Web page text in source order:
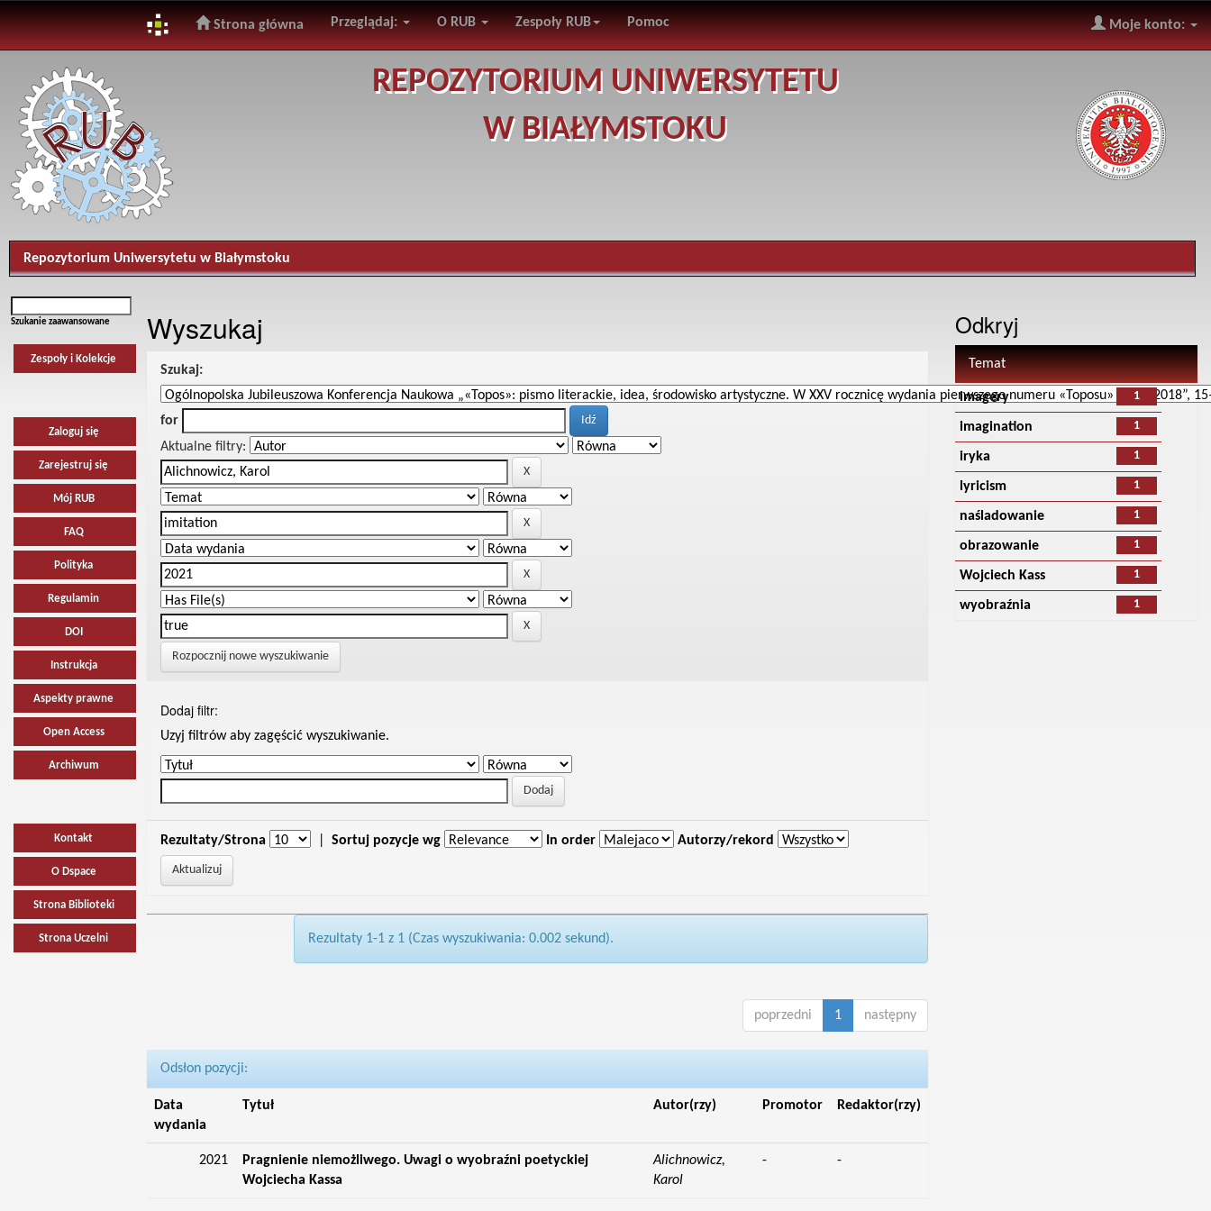
navigation
Strona główna Przeglądaj: O RUB Zespoły RUB Pomoc Moje konto:
REPOZYTORIUM UNIWERSYTETU
W BIAŁYMSTOKU
Repozytorium Uniwersytetu w Białymstoku
Szukanie zaawansowane
Zespoły i Kolekcje
Zaloguj się
Zarejestruj się
Mój RUB
FAQ
Polityka
Regulamin
DOI
Instrukcja
Aspekty prawne
Open Access
Archiwum
Kontakt
O Dspace
Strona Biblioteki
Strona Uczelni
Wyszukaj
Szukaj:
for
Aktualne filtry:
Rozpocznij nowe wyszukiwanie
Dodaj filtr:
Uzyj filtrów aby zagęścić wyszukiwanie.
Rezultaty/Strona Sortuj pozycje wg In order Autorzy/rekord
Rezultaty 1-1 z 1 (Czas wyszukiwania: 0.002 sekund).
poprzedni 1 następny
Odsłon pozycji:
Data
wydania
Tytuł Autor(rzy) Promotor Redaktor(rzy)
2021
Pragnienie niemożliwego. Uwagi o wyobraźni poetyckiej
Wojciecha Kassa
Alichnowicz,
Karol
- -
Odkryj
Temat
1
imagery
1
imagination
1
iryka
1
lyricism
1
naśladowanie
1
obrazowanie
1
Wojciech Kass
1
wyobraźnia